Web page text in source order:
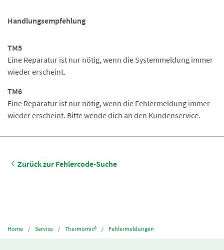
Handlungsempfehlung
TM5
Eine Reparatur ist nur nötig, wenn die Systemmeldung immer
wieder erscheint.
TM6
Eine Reparatur ist nur nötig, wenn die Fehlermeldung immer
wieder erscheint. Bitte wende dich an den Kundenservice.
Zurück zur Fehlercode-Suche
Home Service Thermomix® Fehlermeldungen